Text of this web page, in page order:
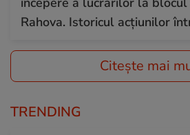
Rahova. Istoricul acțiunilor
Citește mai
TRENDING